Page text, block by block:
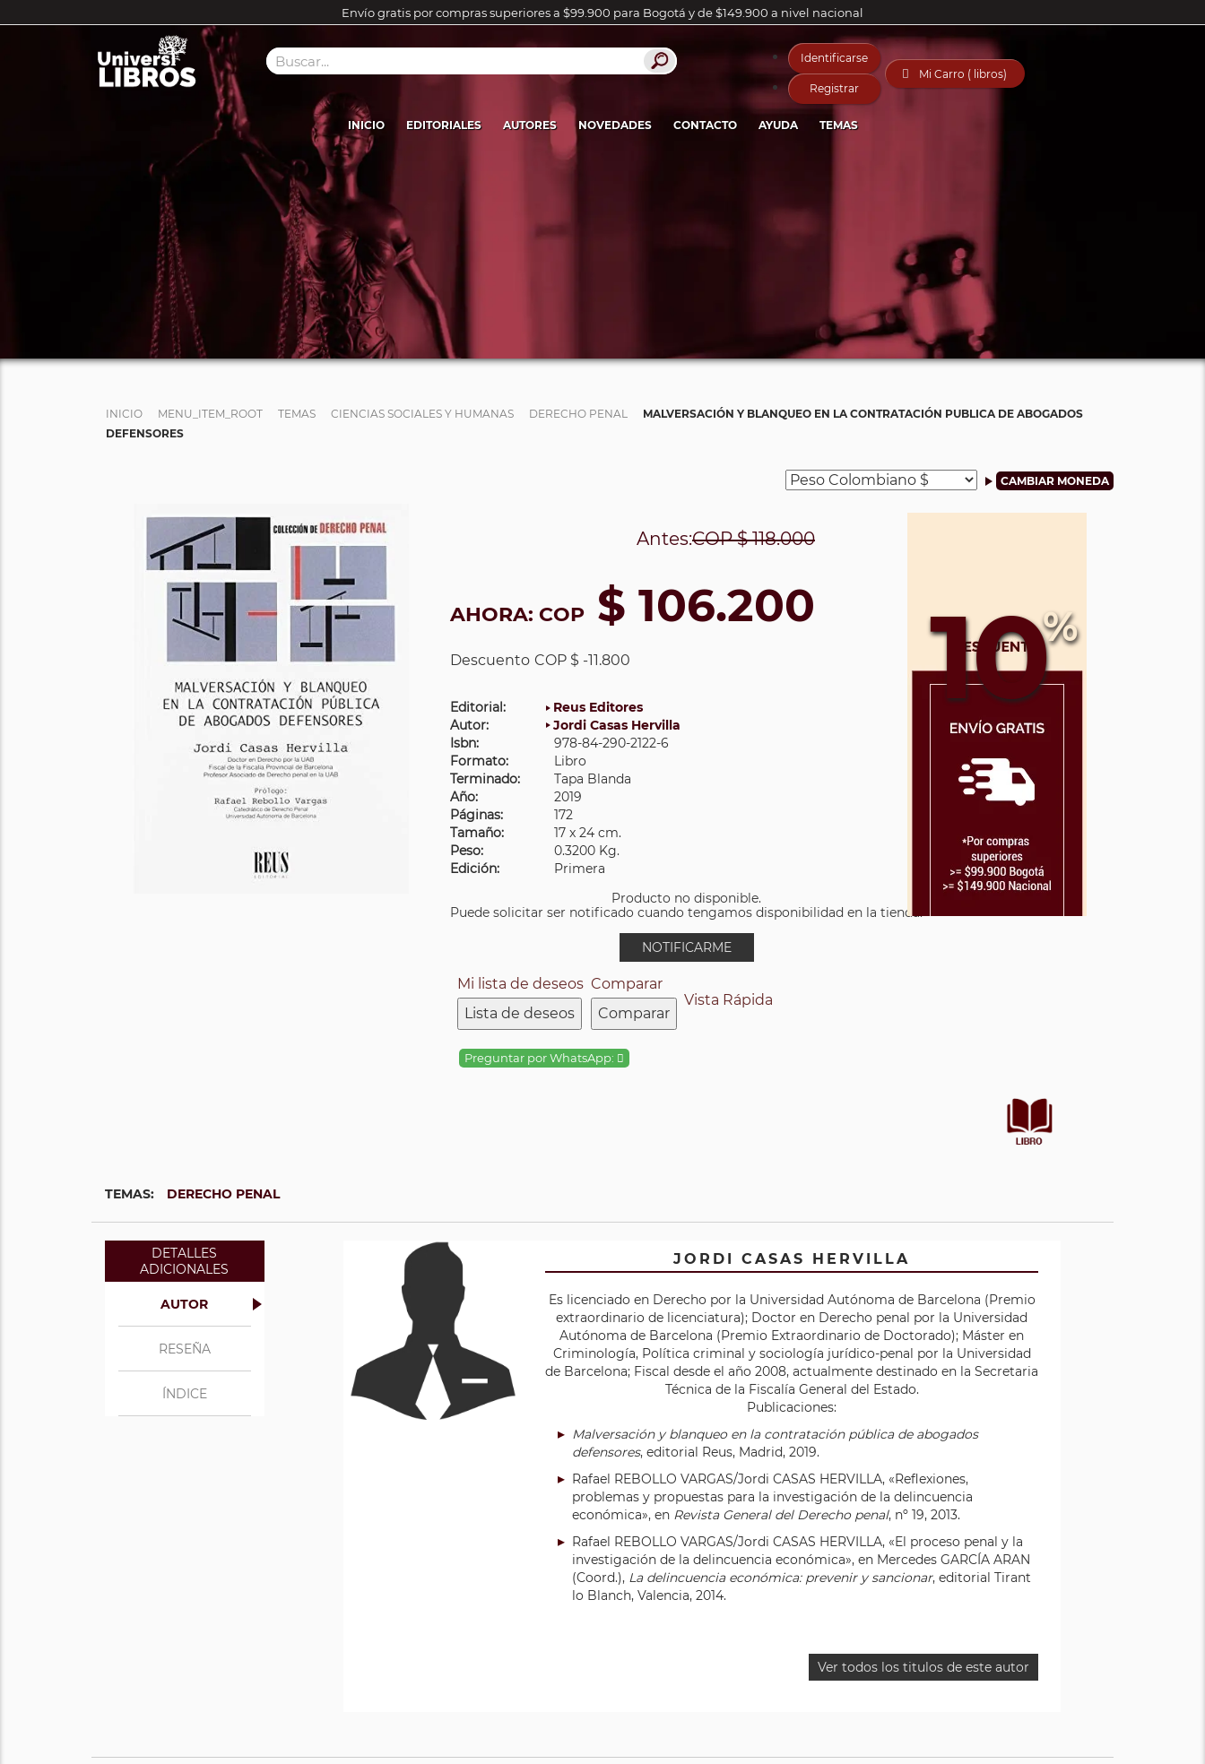
Envío gratis por compras superiores a $99.900 para Bogotá y de $149.900 a nivel nacional
Identificarse
Registrar
 Mi Carro ( libros)
INICIO EDITORIALES AUTORES NOVEDADES CONTACTO AYUDA TEMAS
INICIO MENU_ITEM_ROOT TEMAS CIENCIAS SOCIALES Y HUMANAS DERECHO PENAL
MALVERSACIÓN Y BLANQUEO EN LA CONTRATACIÓN PUBLICA DE ABOGADOS
DEFENSORES
10%
Antes:COP$ 118.000
AHORA: COP $ 106.200
Descuento COP $ -11.800
Editorial:
Reus Editores
Autor:
Jordi Casas Hervilla
Isbn:
978-84-290-2122-6
Formato:
Libro
Terminado:
Tapa Blanda
Año:
2019
Páginas:
172
Tamaño:
17 x 24 cm.
Peso:
0.3200 Kg.
Edición:
Primera
Producto no disponible.
Puede solicitar ser notificado cuando tengamos disponibilidad en la tienda.
NOTIFICARME
Mi lista de deseos
Lista de deseos
Comparar
Comparar
Vista Rápida
Preguntar por WhatsApp:
TEMAS: DERECHO PENAL
DETALLES
ADICIONALES
AUTOR
RESEÑA
ÍNDICE
JORDI CASAS HERVILLA
Es licenciado en Derecho por la Universidad Autónoma de Barcelona (Premio
extraordinario de licenciatura); Doctor en Derecho penal por la Universidad
Autónoma de Barcelona (Premio Extraordinario de Doctorado); Máster en
Criminología, Política criminal y sociología jurídico-penal por la Universidad
de Barcelona; Fiscal desde el año 2008, actualmente destinado en la Secretaria
Técnica de la Fiscalía General del Estado.
Publicaciones:
Malversación y blanqueo en la contratación pública de abogados
defensores, editorial Reus, Madrid, 2019.
Rafael REBOLLO VARGAS/Jordi CASAS HERVILLA, «Reflexiones,
problemas y propuestas para la investigación de la delincuencia
económica», en Revista General del Derecho penal, nº 19, 2013.
Rafael REBOLLO VARGAS/Jordi CASAS HERVILLA, «El proceso penal y la
investigación de la delincuencia económica», en Mercedes GARCÍA ARAN
(Coord.), La delincuencia económica: prevenir y sancionar, editorial Tirant
lo Blanch, Valencia, 2014.
Ver todos los titulos de este autor